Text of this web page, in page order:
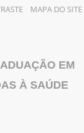
MAPA DO SITE
EM
À SAÚDE